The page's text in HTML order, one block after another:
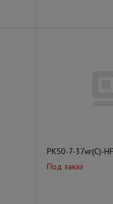
РК50-7-37нг(С)-
Под заказ